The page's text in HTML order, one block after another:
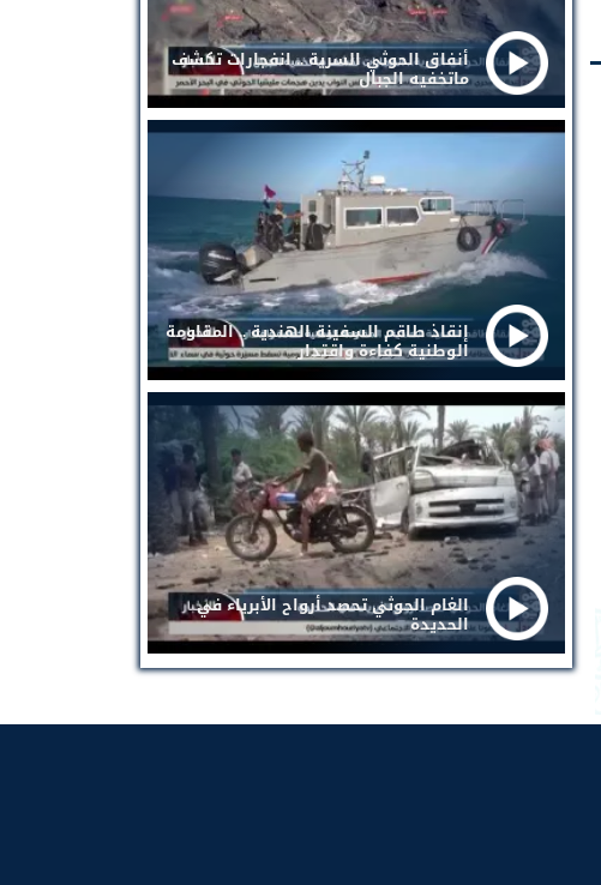
أنفاق الحوثي السرية .. انفجارات تكشف
ماتخفيه الجبال
إنقاذ طاقم السفينة الهندية .. المقاومة
الوطنية كفاءة واقتدار
الغام الحوثي تحصد أرواح الأبرياء في
الحديدة